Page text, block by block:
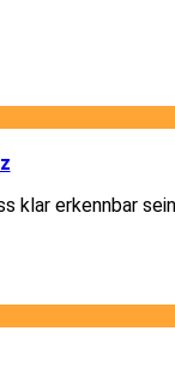
klar erkennbar